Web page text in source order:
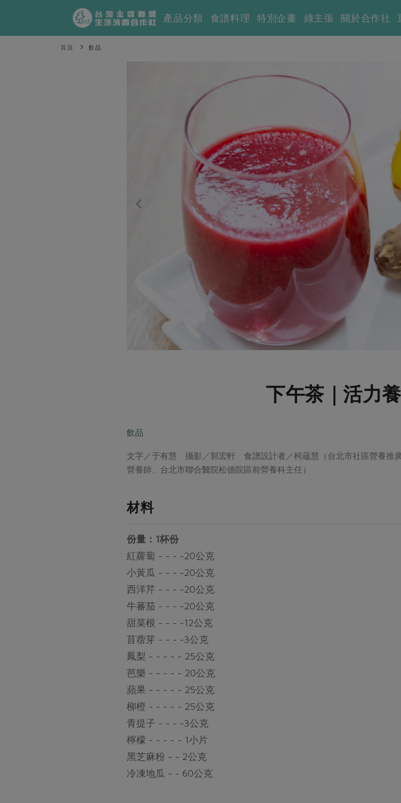
產品分類 食譜料理 特別企畫 綠主張 關於合作社
首頁 飲品
下午茶｜活力
飲品
文字／于有慧 攝影／郭宏軒 食譜設計者／柯蘊慧（台北市社區營養推
營養師、台北市聯合醫院松德院區前營養科主任）
材料
份量：1杯份
紅蘿蔔 - - - -20公克
小黃瓜 - - - -20公克
西洋芹 - - - -20公克
牛蕃茄 - - - -20公克
甜菜根 - - - -12公克
苜蓿芽 - - - -3公克
鳳梨 - - - - - 25公克
芭樂 - - - - - 20公克
蘋果 - - - - - 25公克
柳橙 - - - - - 25公克
青提子 - - - -3公克
檸檬 - - - - - 1小片
黑芝麻粉 - - 2公克
冷凍地瓜 - - 60公克